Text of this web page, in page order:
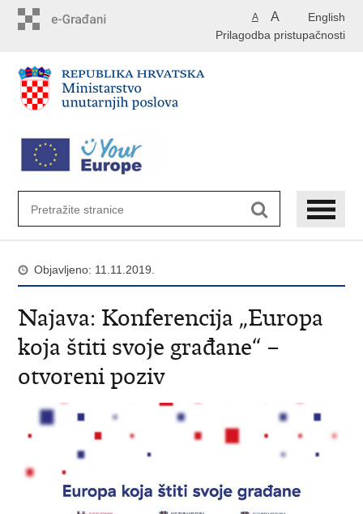
English
A A
Prilagodba pristupačnosti
Objavljeno: 11.11.2019.
Najava: Konferencija „Europa
koja štiti svoje građane“ –
otvoreni poziv